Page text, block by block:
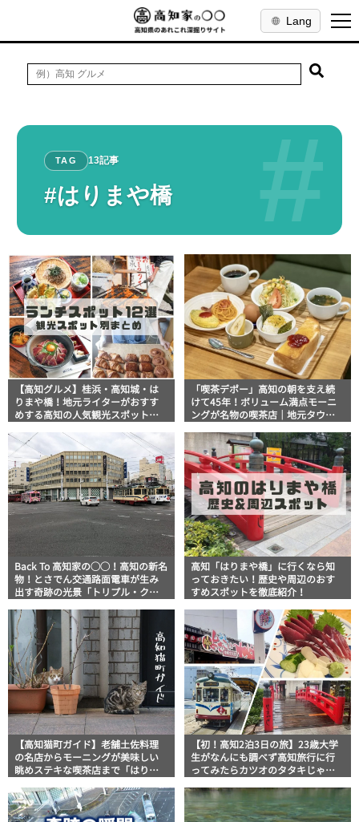
Lang
#
TAG 13記事
#はりまや橋
【高知グルメ】桂浜・高知城・は
りまや橋！地元ライターがおすす
めする高知の人気観光スポット周
「喫茶デポー」高知の朝を支え続
けて45年！ボリューム満点モーニ
ングが名物の喫茶店｜地元タウン
Back To 高知家の◯◯！高知の新名
物！とさでん交通路面電車が生み
出す奇跡の光景「トリプル・クロ
高知「はりまや橋」に行くなら知
っておきたい！歴史や周辺のおす
すめスポットを徹底紹介！
【高知猫町ガイド】老舗土佐料理
の名店からモーニングが美味しい
眺めステキな喫茶店まで「はりま
【初！高知2泊3日の旅】23歳大学
生がなんにも調べず高知旅行に行
ってみたらカツオのタタキじゃな
目】